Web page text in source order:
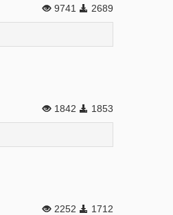
9741 2689
1842 1853
2252 1712